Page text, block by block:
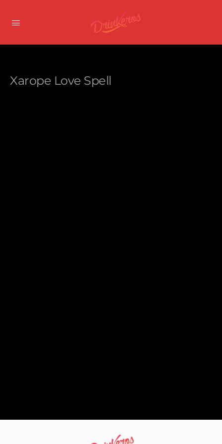
Xarope Love Spell